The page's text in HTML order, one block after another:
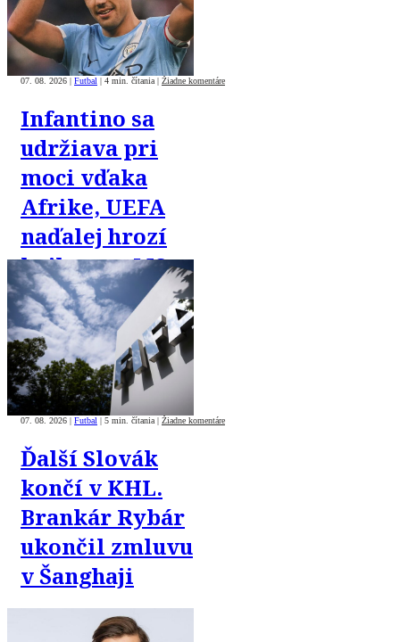
07. 08. 2026 | Futbal | 4 min. čítania | Žiadne komentáre
Infantino sa
udržiava pri
moci vďaka
Afrike, UEFA
naďalej hrozí
bojkotom MS
07. 08. 2026 | Futbal | 5 min. čítania | Žiadne komentáre
Ďalší Slovák
končí v KHL.
Brankár Rybár
ukončil zmluvu
v Šanghaji